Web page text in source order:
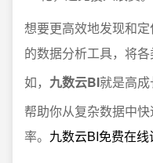
想要更高效地发现和
的数据分析工具，将
如， 九数云BI就是高
帮助你从复杂数据中
率。 九数云BI免费在线